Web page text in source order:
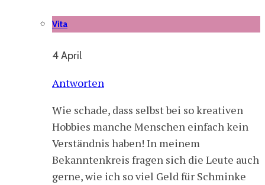
Vita
4 April
Antworten
Wie schade, dass selbst bei so kreativen
Hobbies manche Menschen einfach kein
Verständnis haben! In meinem
Bekanntenkreis fragen sich die Leute auch
gerne, wie ich so viel Geld für Schminke